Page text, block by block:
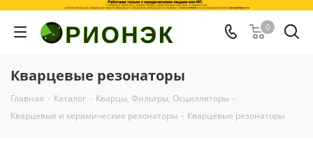
0
Кварцевые резонаторы
Главная - Каталог - Кварцы, Фильтры, Осцилляторы -
Кварцевые и керамические резонаторы - Кварцевые резонаторы